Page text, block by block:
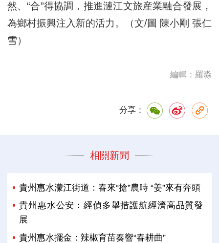
然、“合”得協調，推進漣江文旅産業融合發展，
為鄉村振興注入新的活力。（文/圖 陳小剛 張仁
雪）
編輯：羅淼
分享：
相關新聞
貴州惠水濛江街道：春來“搶”農時 “姜”來有奔頭
貴州惠水公安：經偵多舉措護航經濟高品質發
展
貴州惠水擺金：辣椒育苗奏響“春耕曲”